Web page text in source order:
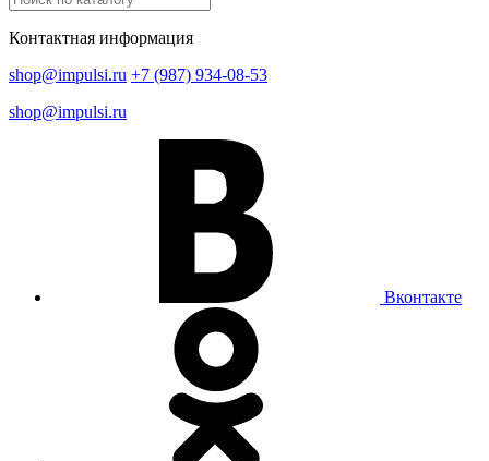
Контактная информация
shop@impulsi.ru +7 (987) 934-08-53
shop@impulsi.ru
Вконтакте